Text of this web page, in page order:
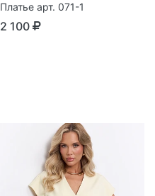
Платье арт. 071-1
2 100